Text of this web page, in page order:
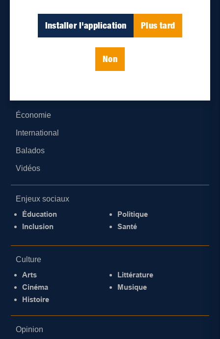
Installer l'application Plus tard
Non
Économie
International
Balados
Vidéos
Enjeux sociaux
Éducation
Inclusion
Politique
Santé
Culture
Arts
Cinéma
Histoire
Littérature
Musique
Opinion